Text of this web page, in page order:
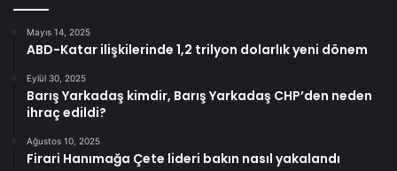
Mayıs 14, 2025
ABD-Katar ilişkilerinde 1,2 trilyon dolarlık yeni dönem
Eylül 30, 2025
Barış Yarkadaş kimdir, Barış Yarkadaş CHP’den neden
ihraç edildi?
Ağustos 10, 2025
Firari Hanımağa Çete lideri bakın nasıl yakalandı